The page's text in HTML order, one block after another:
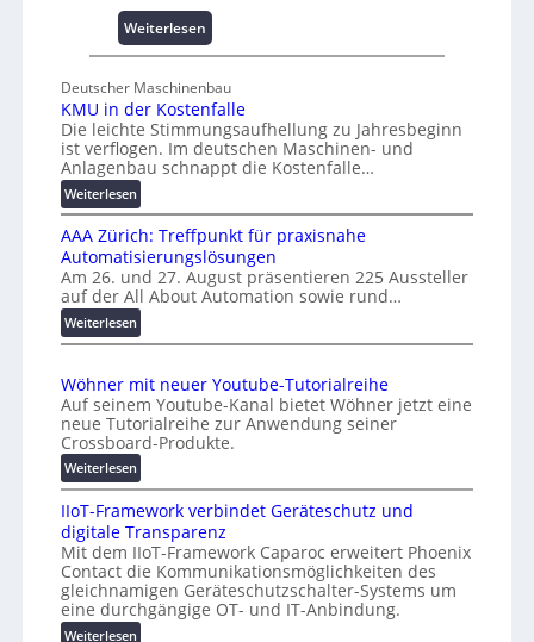
s
e
s
c
h
a
f
f
n
Weiterlesen:
U
i
v
e
r
l
A
u
t
m
t
i
o
O
r
g
w
ä
c
Deutscher Maschinenbau
KMU in der Kostenfalle
Die leichte Stimmungsaufhellung zu Jahresbeginn
ist verflogen. Im deutschen Maschinen- und
Anlagenbau schnappt die Kostenfalle…
Weiterlesen:
K
M
U
i
n
d
e
K
o
s
t
e
n
f
a
l
l
e
AAA Zürich: Treffpunkt für praxisnahe
Automatisierungslösungen
Am 26. und 27. August präsentieren 225 Aussteller
auf der All About Automation sowie rund…
Weiterlesen:
A
A
Z
ü
r
i
c
h
:
T
r
e
f
Wöhner mit neuer Youtube-Tutorialreihe
Auf seinem Youtube-Kanal bietet Wöhner jetzt eine
neue Tutorialreihe zur Anwendung seiner
Crossboard-Produkte.
Weiterlesen:
W
ö
h
n
e
r
m
i
IIoT-Framework verbindet Geräteschutz und
digitale Transparenz
Mit dem IIoT-Framework Caparoc erweitert Phoenix
Contact die Kommunikationsmöglichkeiten des
gleichnamigen Geräteschutzschalter-Systems um
eine durchgängige OT- und IT-Anbindung.
Weiterlesen: